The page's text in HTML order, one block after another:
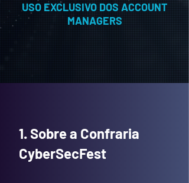
USO EXCLUSIVO DOS ACCOUNT
MANAGERS
1. Sobre a Confraria
CyberSecFest